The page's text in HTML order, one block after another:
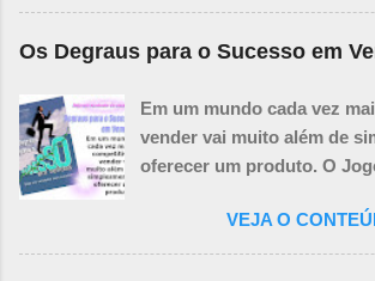
italiano e significa
"primeira camada". Pense
como um tom base sutil
não cobre completamente a
criando um fundo unificado
Propósitos e Benefícios da
Unificar a Superfície: O
Os Degraus para o Sucesso em
Em um mundo cada vez
vender vai muito além de
oferecer um produto. O
mentalidades necessárias
cada interação em uma
VEJA O